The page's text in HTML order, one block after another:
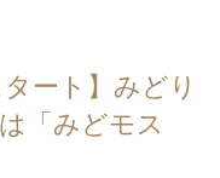
ート】みどり
「みどモス